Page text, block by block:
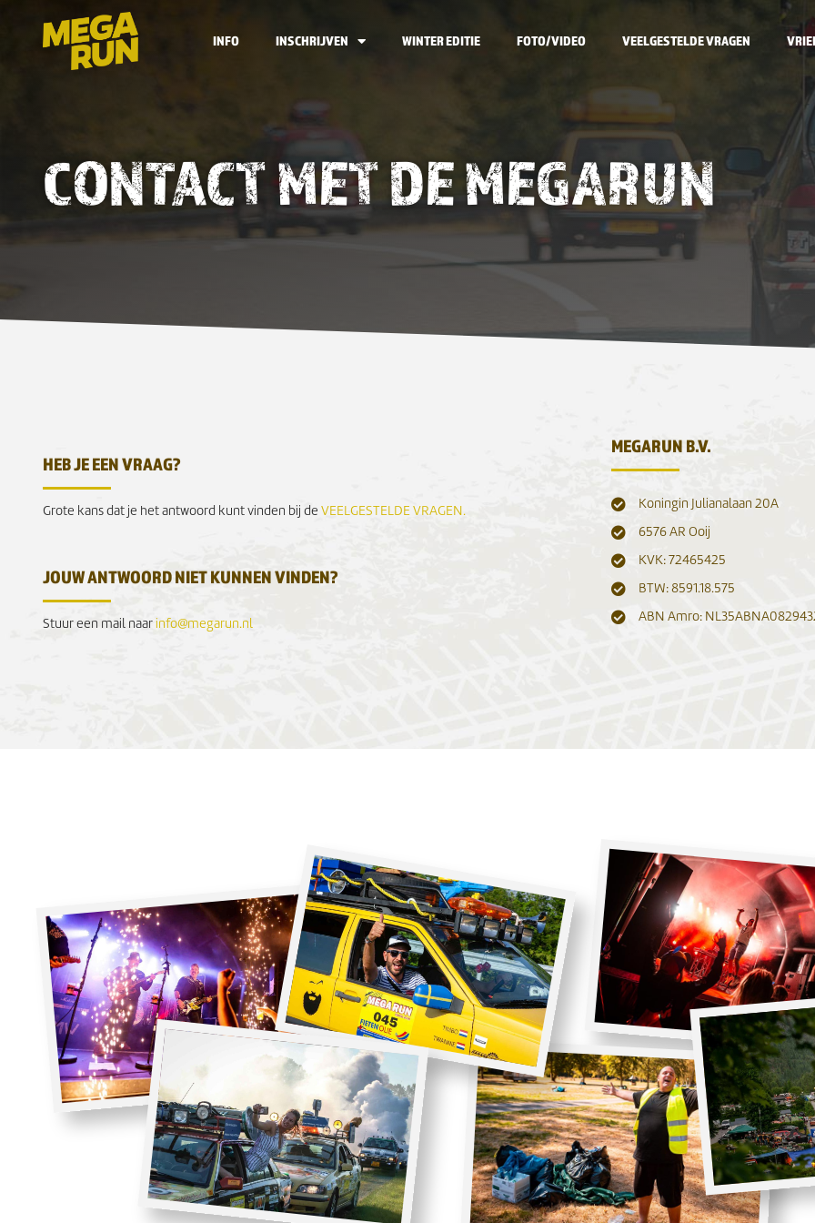
INFO INSCHRIJVEN WINTER EDITIE FOTO/VIDEO VEELGESTELDE VRAGEN
CONTACT MET DE MEGARUN
HEB JE EEN VRAAG?
Grote kans dat je het antwoord kunt vinden bij de VEELGESTELDE VRAGEN.
JOUW ANTWOORD NIET KUNNEN VINDEN?
Stuur een mail naarinfo@megarun.nl
MEGARUN B.V.
Koningin Julianalaan 20A
6576 AR Ooij
KVK: 72465425
BTW: 8591.18.575
ABN Amro: